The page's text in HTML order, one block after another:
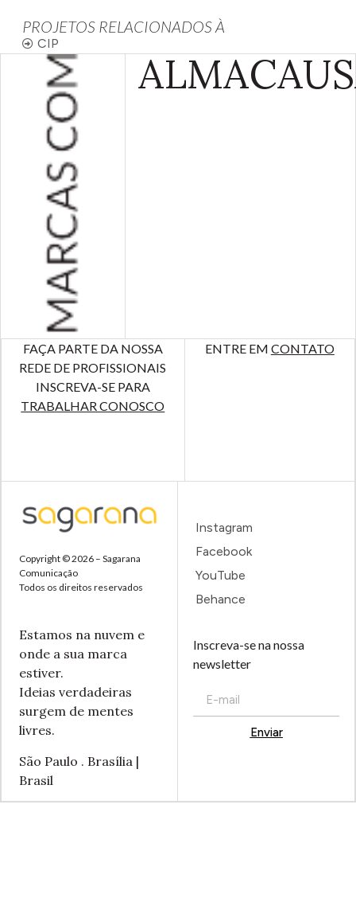
PROJETOS RELACIONADOS À
CIP
ALMA
FAÇA PARTE DA NOSSA
REDE DE PROFISSIONAIS
INSCREVA-SE PARA
TRABALHAR CONOSCO
ENTRE EM CONTATO
Copyright © 2026 – Sagarana
Comunicação
Todos os direitos reservados
Estamos na nuvem e
onde a sua marca
estiver.
Ideias verdadeiras
surgem de mentes
livres.
São Paulo . Brasília |
Brasil
Instagram
Facebook
YouTube
Behance
Inscreva-se na nossa
newsletter
Enviar